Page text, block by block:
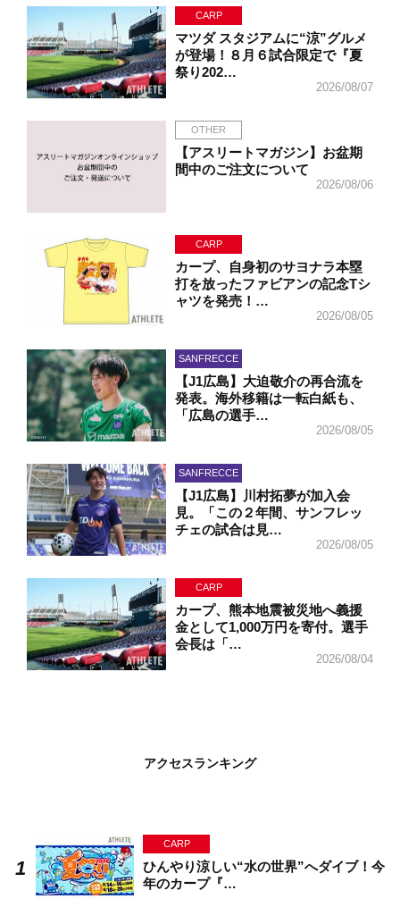
CARP
マツダ スタジアムに“涼”グルメ
が登場！８月６試合限定で『夏
祭り202…
2026/08/07
OTHER
【アスリートマガジン】お盆期
間中のご注文について
2026/08/06
CARP
カープ、自身初のサヨナラ本塁
打を放ったファビアンの記念Tシ
ャツを発売！…
2026/08/05
SANFRECCE
【J1広島】大迫敬介の再合流を
発表。海外移籍は一転白紙も、
「広島の選手…
2026/08/05
SANFRECCE
【J1広島】川村拓夢が加入会
見。「この２年間、サンフレッ
チェの試合は見…
2026/08/05
CARP
カープ、熊本地震被災地へ義援
金として1,000万円を寄付。選手
会長は「…
2026/08/04
アクセスランキング
CARP
ひんやり涼しい“水の世界”へダイブ！今
年のカープ『…